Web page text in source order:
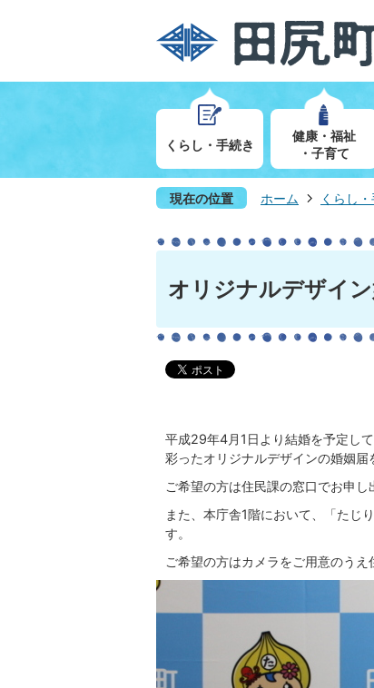
くらし・手続き
健康・福祉
・子育て
現在の位置 ホーム くらし・
オリジナルデザイ
平成29年4月1日より結婚を予定し
彩ったオリジナルデザインの婚姻届
ご希望の方は住民課の窓口でお申し
また、本庁舎1階において、「たじ
す。
ご希望の方はカメラをご用意のうえ